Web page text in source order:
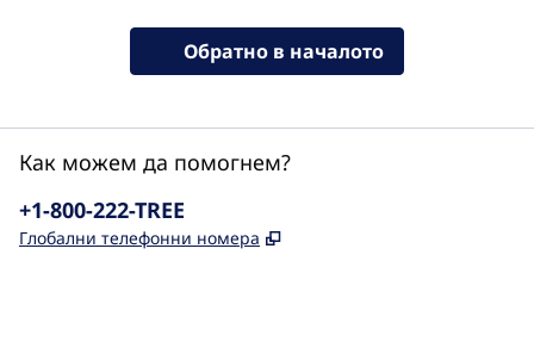
Обратно в началото
Как можем да помогнем?
Телефон:
+1-800-222-TREE
Глобални телефонни номера ,